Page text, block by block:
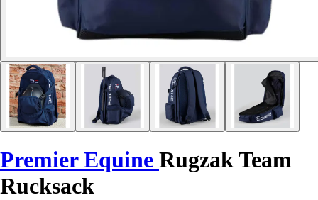
Premier Equine Rugzak Team
Rucksack